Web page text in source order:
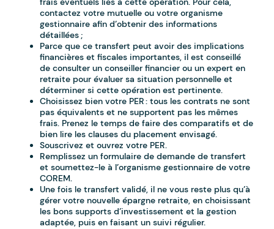
contactez votre mutuelle ou votre organisme
gestionnaire afin d’obtenir des informations
détaillées ;
Parce que ce transfert peut avoir des implications
financières et fiscales importantes, il est conseillé
de consulter un conseiller financier ou un expert en
retraite pour évaluer sa situation personnelle et
déterminer si cette opération est pertinente.
Choisissez bien votre PER : tous les contrats ne sont
pas équivalents et ne supportent pas les mêmes
frais. Prenez le temps de faire des comparatifs et de
bien lire les clauses du placement envisagé.
Souscrivez et ouvrez votre PER.
Remplissez un formulaire de demande de transfert
et soumettez-le à l’organisme gestionnaire de votre
COREM.
Une fois le transfert validé, il ne vous reste plus qu’à
gérer votre nouvelle épargne retraite, en choisissant
les bons supports d’investissement et la gestion
adaptée, puis en faisant un suivi régulier.